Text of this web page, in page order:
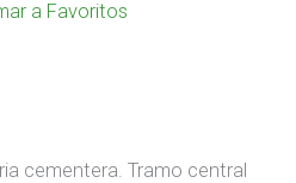
a Favoritos
cementera. Tramo central